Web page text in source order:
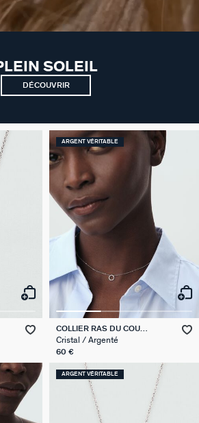
SOLEIL
DÉCOUVRIR
ARGENT VÉRITABLE
COLLIER RAS DU COU
RONDOU
Cristal / Argenté
60 €
ARGENT VÉRITABLE